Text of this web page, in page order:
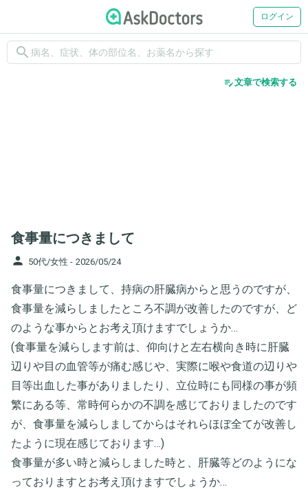
ログイン
search
edit_note文章で検索する
食事量につきまして
person 50代/女性 - 2026/05/24
食事量につきまして、持病の肝臓病からと思うのですが、
食事量を減らしましたところ不調が改善したのですが、ど
のような事からとお考え頂けますでしょうか…
(食事量を減らします前は、仰向けと左右横向き時に肝臓
辺りや目の血管等が痛む感じや、実際に喉や食道の辺りや
目等出血した事がありましたり、立位時にも同様の事が頻
繁にある等、常時何らかの不調を感じておりましたのです
が、食事量を減らしましてからはそれらほぼ全てが改善し
たように現在感じております…)
食事量が多い時と減らしました時と、肝臓等どのようにな
っておりますとお考え頂けますでしょうか…